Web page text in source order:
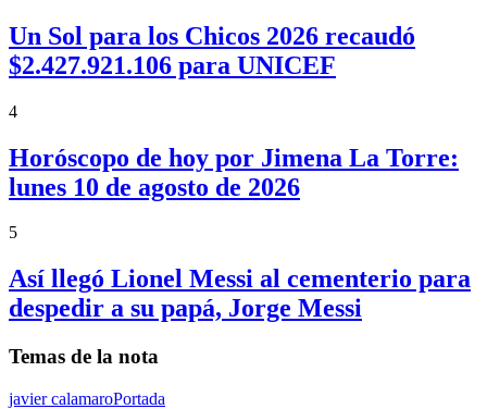
Un Sol para los Chicos 2026 recaudó
$2.427.921.106 para UNICEF
4
Horóscopo de hoy por Jimena La Torre:
lunes 10 de agosto de 2026
5
Así llegó Lionel Messi al cementerio para
despedir a su papá, Jorge Messi
Temas de la nota
javier calamaroPortada